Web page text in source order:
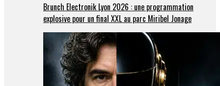
Brunch Electronik Lyon 2026 : une programmation
explosive pour un final XXL au parc Miribel Jonage